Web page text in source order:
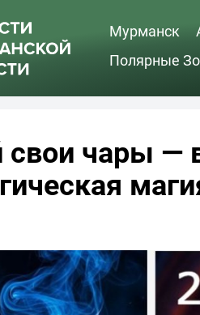
Мурманск
Полярные
свои чары —